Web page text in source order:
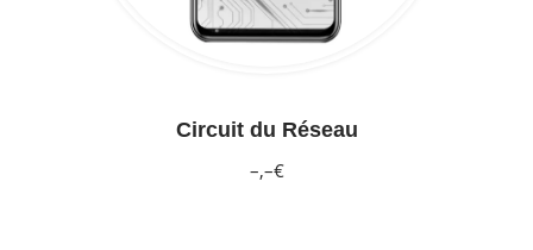
Circuit du Réseau
–,–€